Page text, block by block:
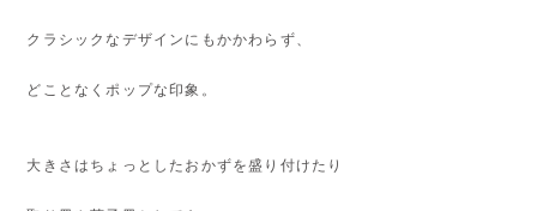
クラシックなデザインにもかかわらず、
どことなくポップな印象。
大きさはちょっとしたおかずを盛り付けたり